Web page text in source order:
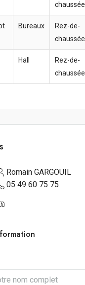
chaussée
Bureaux
Rez-de-
chaussée
Hall
Rez-de-
chaussée
Romain GARGOUIL
05 49 60 75 75